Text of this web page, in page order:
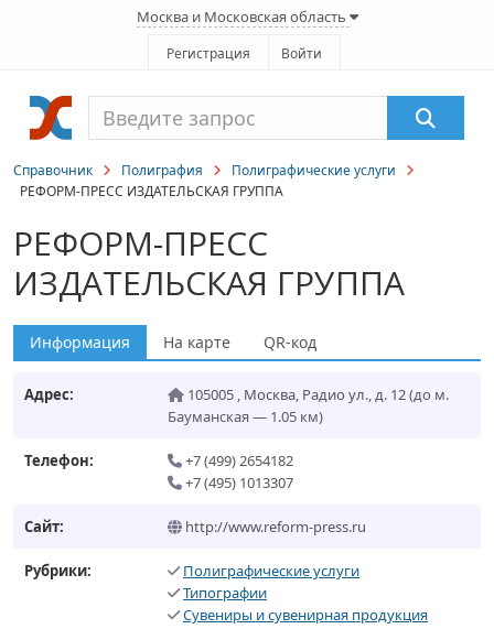
Москва и Московская область
Регистрация Войти
Справочник Полиграфия
Полиграфические услуги
РЕФОРМ-ПРЕСС ИЗДАТЕЛЬСКАЯ ГРУППА
РЕФОРМ-ПРЕСС
ИЗДАТЕЛЬСКАЯ ГРУППА
Информация На карте QR-код
Адрес: 105005 , Москва, Радио ул., д. 12(до м.
Бауманская — 1.05 км)
Телефон:
+7 (499) 2654182
+7 (495) 1013307
Сайт: http://www.reform-press.ru
Рубрики:
Полиграфические услуги
Типографии
Сувениры и сувенирная продукция